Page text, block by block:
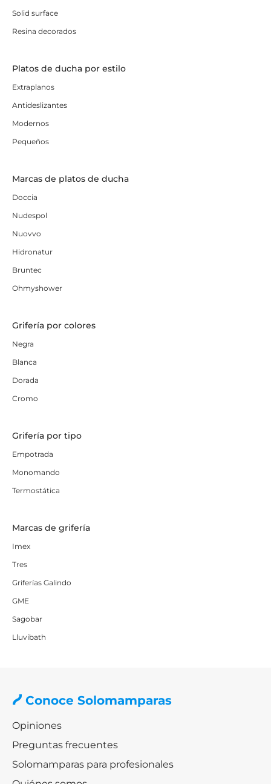
Solid surface
Resina decorados
Platos de ducha por estilo
Extraplanos
Antideslizantes
Modernos
Pequeños
Marcas de platos de ducha
Doccia
Nudespol
Nuovvo
Hidronatur
Bruntec
Ohmyshower
Grifería por colores
Negra
Blanca
Dorada
Cromo
Grifería por tipo
Empotrada
Monomando
Termostática
Marcas de grifería
Imex
Tres
Griferías Galindo
GME
Sagobar
Lluvibath
Conoce Solomamparas
Opiniones
Preguntas frecuentes
Solomamparas para profesionales